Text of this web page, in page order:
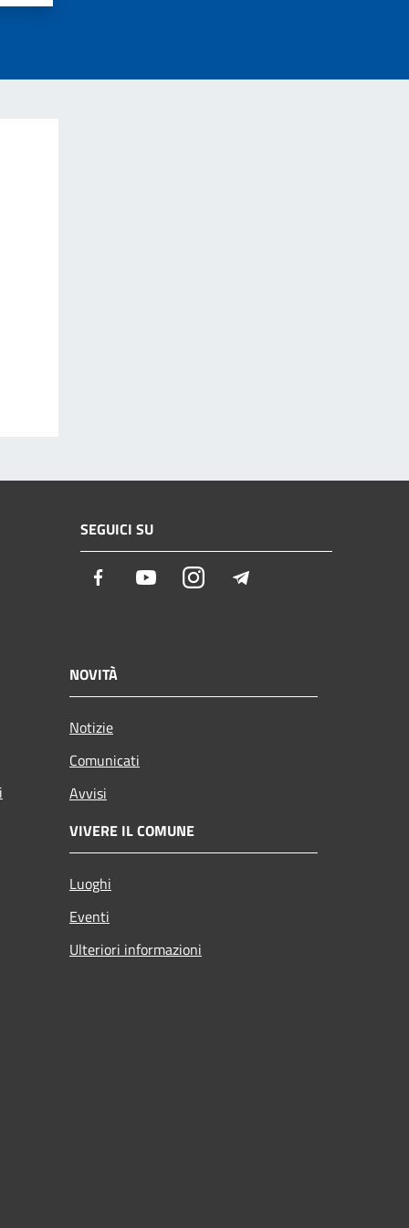
SEGUICI SU
Facebook YoutubeInstagram
NOVITÀ
Notizie
Comunicati
Avvisi
VIVERE IL COMUNE
Luoghi
Eventi
Ulteriori informazioni